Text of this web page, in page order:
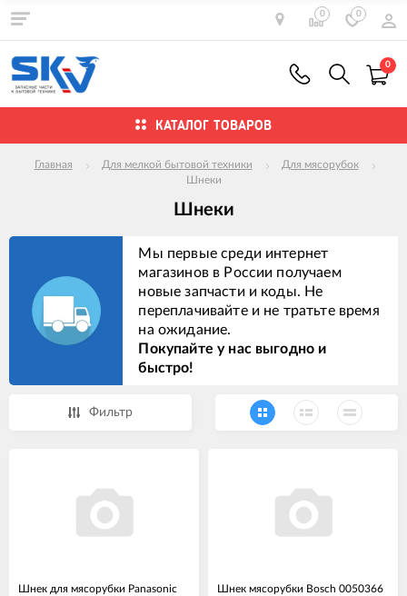
0 0
0
КАТАЛОГ ТОВАРОВ
Главная Для мелкой бытовой техники
Для мясорубок
Шнеки
Шнеки
Мы первые среди интернет
магазинов в России получаем
новые запчасти и коды. Не
переплачивайте и не тратьте время
на ожидание.
Покупайте у нас выгодно и
быстро!
Фильтр
Шнек для мясорубки Panasonic
Шнек мясорубки Bosch 0050366